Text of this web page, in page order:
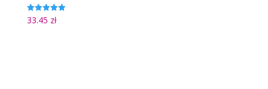
Oceniono
5.00
33.45 zł